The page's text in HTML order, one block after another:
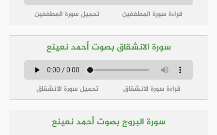
قراءة سورة المطففين تحميل سورة المطففين
سورة الانشقاق بصوت أحمد نعينع
قراءة سورة الانشقاق تحميل سورة الانشقاق
سورة البروج بصوت أحمد نعينع